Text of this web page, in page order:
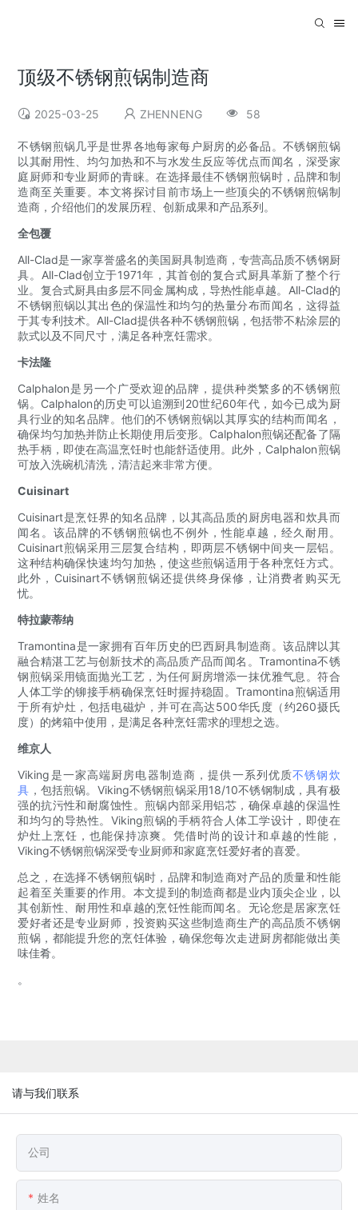
顶级不锈钢煎锅制造商
2025-03-25 ZHENNENG 58
不锈钢煎锅几乎是世界各地每家每户厨房的必备品。不锈钢煎锅
以其耐用性、均匀加热和不与水发生反应等优点而闻名，深受家
庭厨师和专业厨师的青睐。在选择最佳不锈钢煎锅时，品牌和制
造商至关重要。本文将探讨目前市场上一些顶尖的不锈钢煎锅制
造商，介绍他们的发展历程、创新成果和产品系列。
全包覆
All-Clad是一家享誉盛名的美国厨具制造商，专营高品质不锈钢厨
具。All-Clad创立于1971年，其首创的复合式厨具革新了整个行
业。复合式厨具由多层不同金属构成，导热性能卓越。All-Clad的
不锈钢煎锅以其出色的保温性和均匀的热量分布而闻名，这得益
于其专利技术。All-Clad提供各种不锈钢煎锅，包括带不粘涂层的
款式以及不同尺寸，满足各种烹饪需求。
卡法隆
Calphalon是另一个广受欢迎的品牌，提供种类繁多的不锈钢煎
锅。Calphalon的历史可以追溯到20世纪60年代，如今已成为厨
具行业的知名品牌。他们的不锈钢煎锅以其厚实的结构而闻名，
确保均匀加热并防止长期使用后变形。Calphalon煎锅还配备了隔
热手柄，即使在高温烹饪时也能舒适使用。此外，Calphalon煎锅
可放入洗碗机清洗，清洁起来非常方便。
Cuisinart
Cuisinart是烹饪界的知名品牌，以其高品质的厨房电器和炊具而
闻名。该品牌的不锈钢煎锅也不例外，性能卓越，经久耐用。
Cuisinart煎锅采用三层复合结构，即两层不锈钢中间夹一层铝。
这种结构确保快速均匀加热，使这些煎锅适用于各种烹饪方式。
此外，Cuisinart不锈钢煎锅还提供终身保修，让消费者购买无
忧。
特拉蒙蒂纳
Tramontina是一家拥有百年历史的巴西厨具制造商。该品牌以其
融合精湛工艺与创新技术的高品质产品而闻名。Tramontina不锈
钢煎锅采用镜面抛光工艺，为任何厨房增添一抹优雅气息。符合
人体工学的铆接手柄确保烹饪时握持稳固。Tramontina煎锅适用
于所有炉灶，包括电磁炉，并可在高达500华氏度（约260摄氏
度）的烤箱中使用，是满足各种烹饪需求的理想之选。
维京人
Viking是一家高端厨房电器制造商，提供一系列优质不锈钢炊
具 ，包括煎锅。Viking不锈钢煎锅采用18/10不锈钢制成，具有极
强的抗污性和耐腐蚀性。煎锅内部采用铝芯，确保卓越的保温性
和均匀的导热性。Viking煎锅的手柄符合人体工学设计，即使在
炉灶上烹饪，也能保持凉爽。凭借时尚的设计和卓越的性能，
Viking不锈钢煎锅深受专业厨师和家庭烹饪爱好者的喜爱。
总之，在选择不锈钢煎锅时，品牌和制造商对产品的质量和性能
起着至关重要的作用。本文提到的制造商都是业内顶尖企业，以
其创新性、耐用性和卓越的烹饪性能而闻名。无论您是居家烹饪
爱好者还是专业厨师，投资购买这些制造商生产的高品质不锈钢
煎锅，都能提升您的烹饪体验，确保您每次走进厨房都能做出美
味佳肴。
。
请与我们联系
公司
姓名